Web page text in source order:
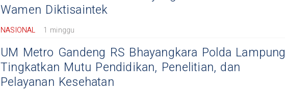
Wamen Diktisaintek
NASIONAL 1 minggu
UM Metro Gandeng RS Bhayangkara Polda Lampung
Tingkatkan Mutu Pendidikan, Penelitian, dan
Pelayanan Kesehatan